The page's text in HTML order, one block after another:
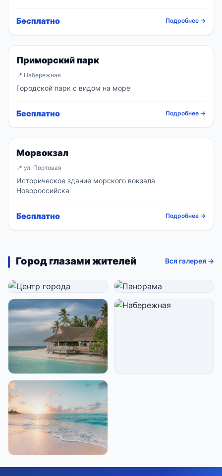
Бесплатно Подробнее →
Объект
Приморский парк
📍 Набережная
Городской парк с видом на море
Бесплатно Подробнее →
Объект
Морвокзал
📍 ул. Портовая
Историческое здание морского вокзала
Новороссийска
Бесплатно Подробнее →
Город глазами жителей Вся галерея →